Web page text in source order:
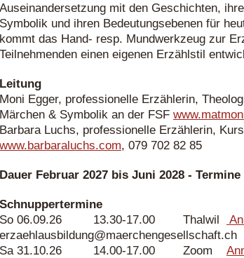
Auseinandersetzung mit den Geschichten,
Symbolik und ihren Bedeutungsebenen für
kommt das Hand- resp. Mundwerkzeug zur
Teilnehmenden einen eigenen Erzählstil
Leitung
Moni Egger, professionelle Erzählerin,
Märchen & Symbolik an der FSF
Barbara Luchs, professionelle Erzählerin,
www.barbaraluchs.com, 079 702 82 85
Dauer Februar 2027 bis Juni 2028 - Termine
Schnuppertermine
So 06.09.26 13.30-17.00 Thalwil
erzaehlausbildung@maerchengesellschaft.ch
Sa 31.10.26 14.00-17.00 Zoom